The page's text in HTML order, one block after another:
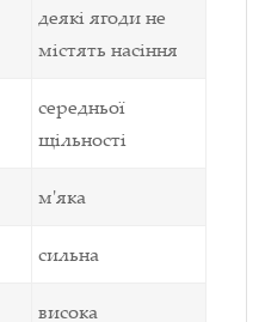
деякі ягоди не
містять насіння
середньої
щільності
м'яка
сильна
висока